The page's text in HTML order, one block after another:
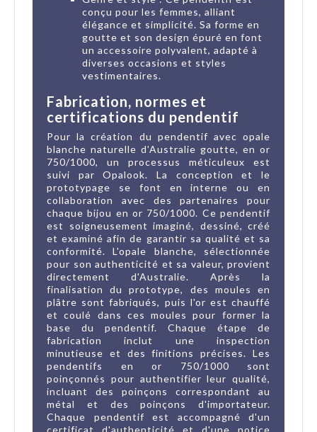
conçu pour les femmes, alliant
élégance et simplicité. Sa forme en
goutte et son design épuré en font
un accessoire polyvalent, adapté à
diverses occasions et styles
vestimentaires.
Fabrication, normes et
certifications du pendentif
Pour la création du pendentif avec opale
blanche naturelle d'Australie goutte, en or
750/1000, un processus méticuleux est
suivi par Opalook. La conception et le
prototypage se font en interne ou en
collaboration avec des partenaires pour
chaque bijou en or 750/1000. Ce pendentif
est soigneusement imaginé, dessiné, créé
et examiné afin de garantir sa qualité et sa
conformité. L'opale blanche, sélectionnée
pour son authenticité et sa valeur, provient
directement d'Australie. Après la
finalisation du prototype, des moules en
plâtre sont fabriqués, puis l'or est chauffé
et coulé dans ces moules pour former la
base du pendentif. Chaque étape de
fabrication inclut une inspection
minutieuse et des finitions précises. Les
pendentifs en or 750/1000 sont
poinçonnés pour authentifier leur qualité,
incluant des poinçons correspondant au
métal et des poinçons d'importateur.
Chaque pendentif est accompagné d'un
certificat d'authenticité et d'une notice